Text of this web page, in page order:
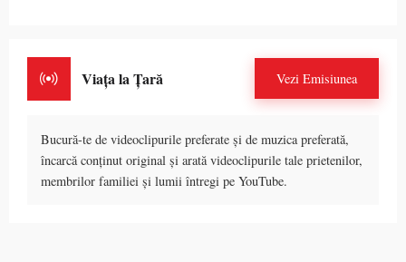
Viața la Țară Vezi Emisiunea
Bucură-te de videoclipurile preferate și de muzica preferată,
încarcă conținut original și arată videoclipurile tale prietenilor,
membrilor familiei și lumii întregi pe YouTube.